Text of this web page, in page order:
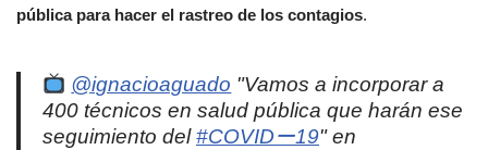
pública para hacer el rastreo de los contagios.
@ignacioaguado "Vamos a incorporar a
400 técnicos en salud pública que harán ese
seguimiento del#COVIDー19" en